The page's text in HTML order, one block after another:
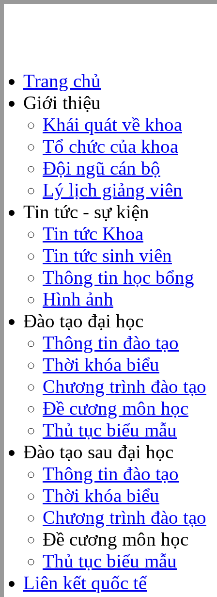
Trang chủ
Giới thiệu
Khái quát về khoa
Tổ chức của khoa
Đội ngũ cán bộ
Lý lịch giảng viên
Tin tức - sự kiện
Tin tức Khoa
Tin tức sinh viên
Thông tin học bổng
Hình ảnh
Đào tạo đại học
Thông tin đào tạo
Thời khóa biểu
Chương trình đào tạo
Đề cương môn học
Thủ tục biểu mẫu
Đào tạo sau đại học
Thông tin đào tạo
Thời khóa biểu
Chương trình đào tạo
Đề cương môn học
Thủ tục biểu mẫu
Liên kết quốc tế